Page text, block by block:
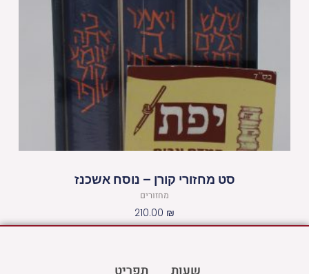
סט מחזורי קורן – נוסח אשכנז
מחזורים
210.00 ₪